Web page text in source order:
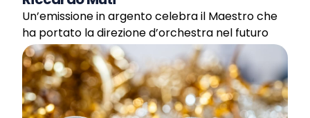
Un’emissione in argento celebra il Maestro che
ha portato la direzione d’orchestra nel futuro